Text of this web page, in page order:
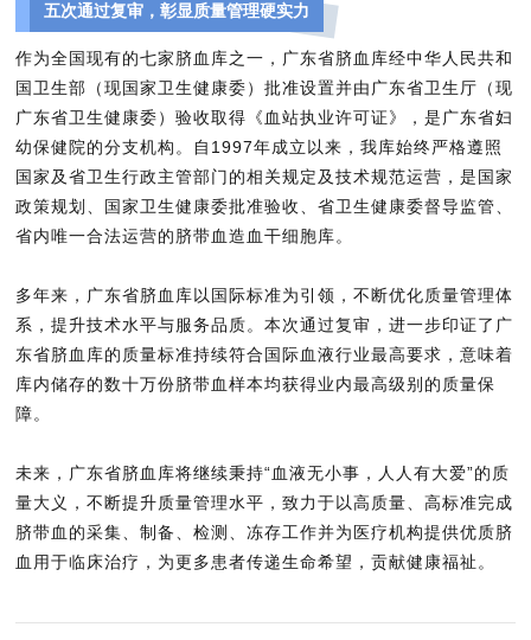
五次通过复审，彰显质量管理硬实力
作为全国现有的七家脐血库之一，广东省脐血库经中华人民共和
国卫生部（现国家卫生健康委）批准设置并由广东省卫生厅（现
广东省卫生健康委）验收取得《血站执业许可证》，是广东省妇
幼保健院的分支机构。自1997年成立以来，我库始终严格遵照
国家及省卫生行政主管部门的相关规定及技术规范运营，是国家
政策规划、国家卫生健康委批准验收、省卫生健康委督导监管、
省内唯一合法运营的脐带血造血干细胞库。
多年来，广东省脐血库以国际标准为引领，不断优化质量管理体
系，提升技术水平与服务品质。本次通过复审，进一步印证了广
东省脐血库的质量标准持续符合国际血液行业最高要求，意味着
库内储存的数十万份脐带血样本均获得业内最高级别的质量保
障。
未来，广东省脐血库将继续秉持“血液无小事，人人有大爱”的质
量大义，不断提升质量管理水平，致力于以高质量、高标准完成
脐带血的采集、制备、检测、冻存工作并为医疗机构提供优质脐
血用于临床治疗，为更多患者传递生命希望，贡献健康福祉。